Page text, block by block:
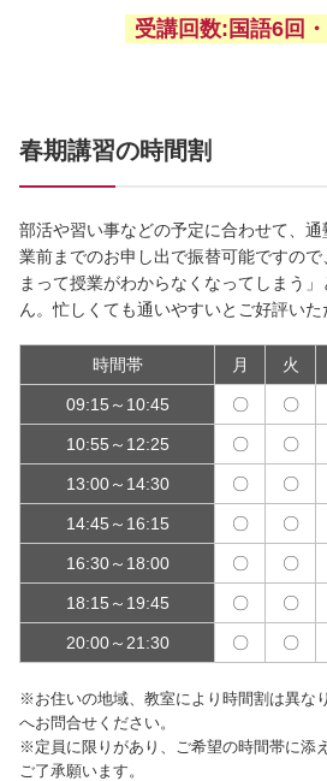
受講回数:国語6回
春期講習の時間割
部活や習い事などの予定に合わせて、
業前までのお申し出で振替可能ですの
まって授業がわからなくなってしまう
ん。忙しくても通いやすいとご好評いた
時間帯 月 火
09:15～10:45 〇 〇
10:55～12:25 〇 〇
13:00～14:30 〇 〇
14:45～16:15 〇 〇
16:30～18:00 〇 〇
18:15～19:45 〇 〇
20:00～21:30 〇 〇
※お住いの地域、教室により時間割は異な
へお問合せください。
※定員に限りがあり、ご希望の時間帯に添
ご了承願います。